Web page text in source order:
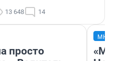
13 648 14
просто
«Мы